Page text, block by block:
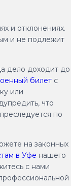
и отклонениях.
и не подлежит
дело доходит до
билет с
или
что
по
на законных
в Уфе нашего
с нами